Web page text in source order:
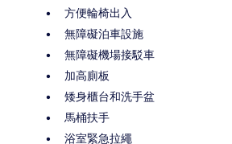
方便輪椅出入
無障礙泊車設施
無障礙機場接駁車
加高廁板
矮身櫃台和洗手盆
馬桶扶手
浴室緊急拉繩